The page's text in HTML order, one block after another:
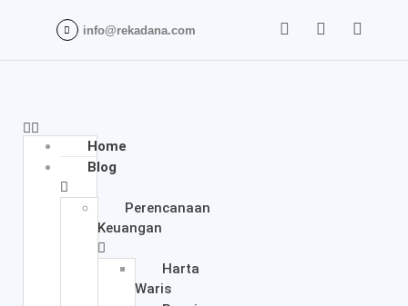
info@rekadana.com
Home
Blog
Perencanaan
Keuangan
Harta
Waris